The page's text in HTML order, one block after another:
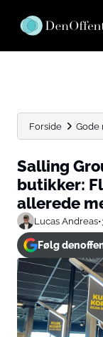
Forside Gode
Salling
butikker:
allerede
Lucas Andreas•
Følg